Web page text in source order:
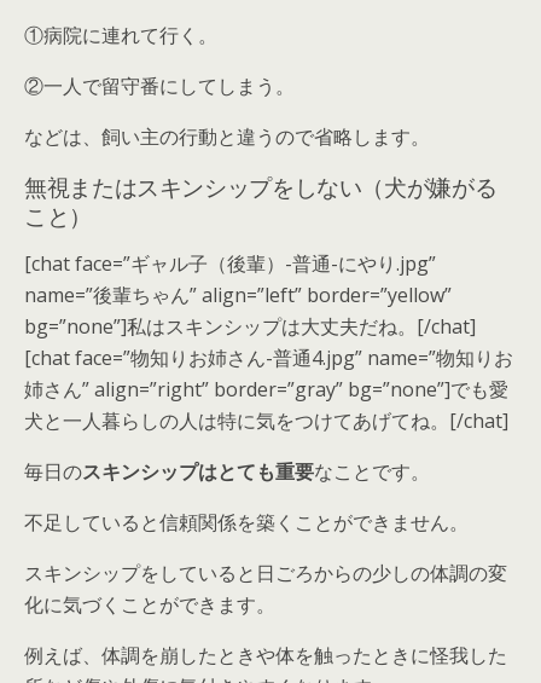
①病院に連れて行く。
②一人で留守番にしてしまう。
などは、飼い主の行動と違うので省略します。
無視またはスキンシップをしない（犬が嫌がる
こと）
[chat face=”ギャル子（後輩）-普通-にやり.jpg”
name=”後輩ちゃん” align=”left” border=”yellow”
bg=”none”]私はスキンシップは大丈夫だね。[/chat]
[chat face=”物知りお姉さん-普通4.jpg” name=”物知りお
姉さん” align=”right” border=”gray” bg=”none”]でも愛
犬と一人暮らしの人は特に気をつけてあげてね。[/chat]
毎日のスキンシップはとても重要なことです。
不足していると信頼関係を築くことができません。
スキンシップをしていると日ごろからの少しの体調の変
化に気づくことができます。
例えば、体調を崩したときや体を触ったときに怪我した